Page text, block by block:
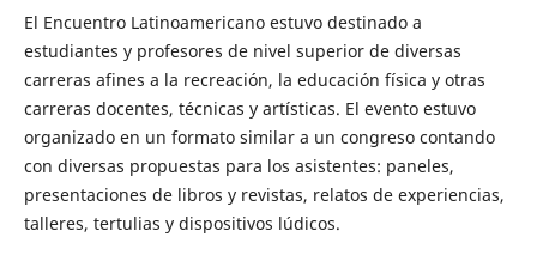
El Encuentro Latinoamericano estuvo destinado a
estudiantes y profesores de nivel superior de diversas
carreras afines a la recreación, la educación física y otras
carreras docentes, técnicas y artísticas. El evento estuvo
organizado en un formato similar a un congreso contando
con diversas propuestas para los asistentes: paneles,
presentaciones de libros y revistas, relatos de experiencias,
talleres, tertulias y dispositivos lúdicos.